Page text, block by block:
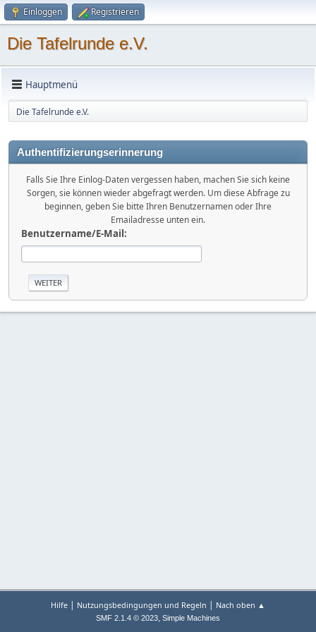
Einloggen Registrieren
Die Tafelrunde e.V.
Hauptmenü
Die Tafelrunde e.V.
Authentifizierungserinnerung
Falls Sie Ihre Einlog-Daten vergessen haben, machen Sie sich keine
Sorgen, sie können wieder abgefragt werden. Um diese Abfrage zu
beginnen, geben Sie bitte Ihren Benutzernamen oder Ihre
Emailadresse unten ein.
Benutzername/E-Mail:
Hilfe | Nutzungsbedingungen und Regeln | Nach oben ▲
SMF 2.1.4 © 2023, Simple Machines